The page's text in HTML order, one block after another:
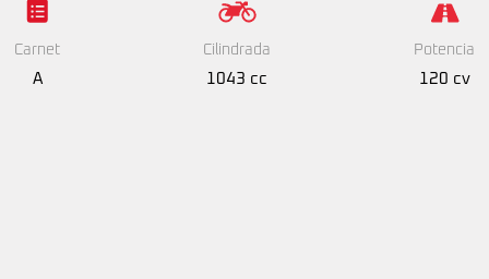
Carnet
A
Cilindrada
1043 cc
Potencia
120 cv